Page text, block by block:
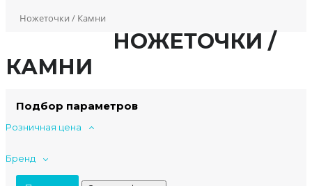
Ножеточки / Камни
НОЖЕТОЧКИ /
КАМНИ
Подбор параметров
Розничная цена
Бренд